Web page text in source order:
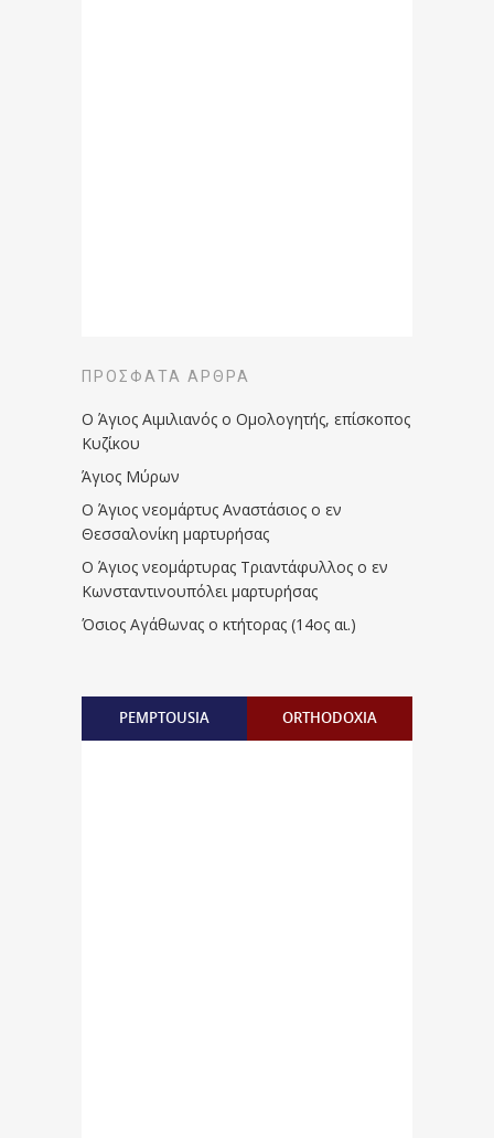
ΠΡΌΣΦΑΤΑ ΆΡΘΡΑ
Ο Άγιος Αιμιλιανός ο Ομολογητής, επίσκοπος
Κυζίκου
Άγιος Μύρων
Ο Άγιος νεομάρτυς Αναστάσιος ο εν
Θεσσαλονίκη μαρτυρήσας
Ο Άγιος νεομάρτυρας Τριαντάφυλλος ο εν
Κωνσταντινουπόλει μαρτυρήσας
Όσιος Αγάθωνας ο κτήτορας (14ος αι.)
PEMPTOUSIA ORTHODOXIA